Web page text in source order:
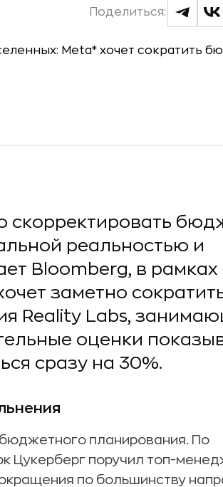
Поделиться:
скорректировать
реальностью и
Bloomberg, в рамках
заметно
Reality Labs,
оценки
сразу на 30%.
планирования. По
Цукерберг поручил топ-
по большинству